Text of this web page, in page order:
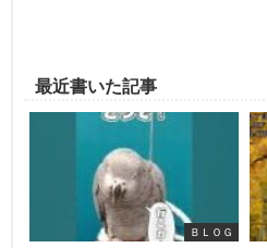
最近書いた記事
ＢＬＯＧ